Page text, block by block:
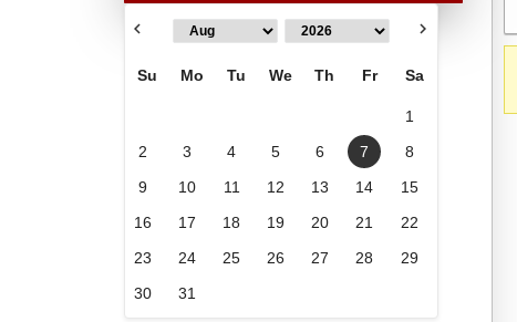
Su Mo Tu We Th Fr Sa
1
2
3 4 5 6 7
8
9
10 11 12 13 14
15
16
17 18 19 20 21
22
23
24 25 26 27 28
29
30
31